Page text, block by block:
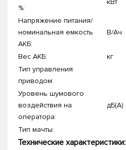
%:
кВт
Напряжение питания/
номинальная емкость
АКБ:
В/Ач
Вес АКБ: кг
Тип управления
приводом:
Уровень шумового
воздействия на
оператора:
дБ(A)
Тип мачты:
Технические характеристики: